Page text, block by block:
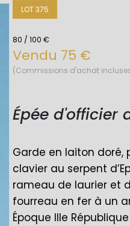
LOT 375
80 / 100 €
Vendu 75 €
(Commissions d'achat
Épée d'officier
Garde en laiton doré,
clavier au serpent
rameau de laurier et
fourreau en fer à un
Époque IIIe République